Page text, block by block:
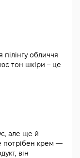
обличчя
тон шкіри – це
але ще й
потрібен крем —
він